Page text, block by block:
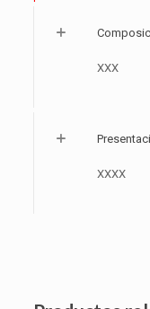
XXX
XXXX